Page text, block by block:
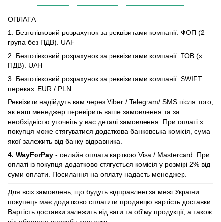
ОПЛАТА
1. Безготівковий розрахунок за реквізитами компанії: ФОП (2
група без ПДВ). UAH
2. Безготівковий розрахунок за реквізитами компанії: ТОВ (з
ПДВ). UAH
3. Безготівковий розрахунок за реквізитами компанії: SWIFT
переказ. EUR / PLN
Реквізити надійдуть вам через Viber / Telegram/ SMS після того,
як наш менеджер перевірить ваше замовлення та за
необхідністю уточніть у вас деталі замовлення. При оплаті з
покупця може стягуватися додаткова банковська комісія, сума
якої залежить від банку відравника.
4. WayForPay - онлайн оплата карткою Visa / Mastercard. При
оплаті із покупця додатково стягується комісія у розмірі 2% від
суми оплати. Посилання на оплату надасть менеджер.
Для всіх замовлень, що будуть відправлені за межі України
покупець має додатково сплатити продавцю вартість доставки.
Вартість доставки залежить від ваги та об'му продукції, а також